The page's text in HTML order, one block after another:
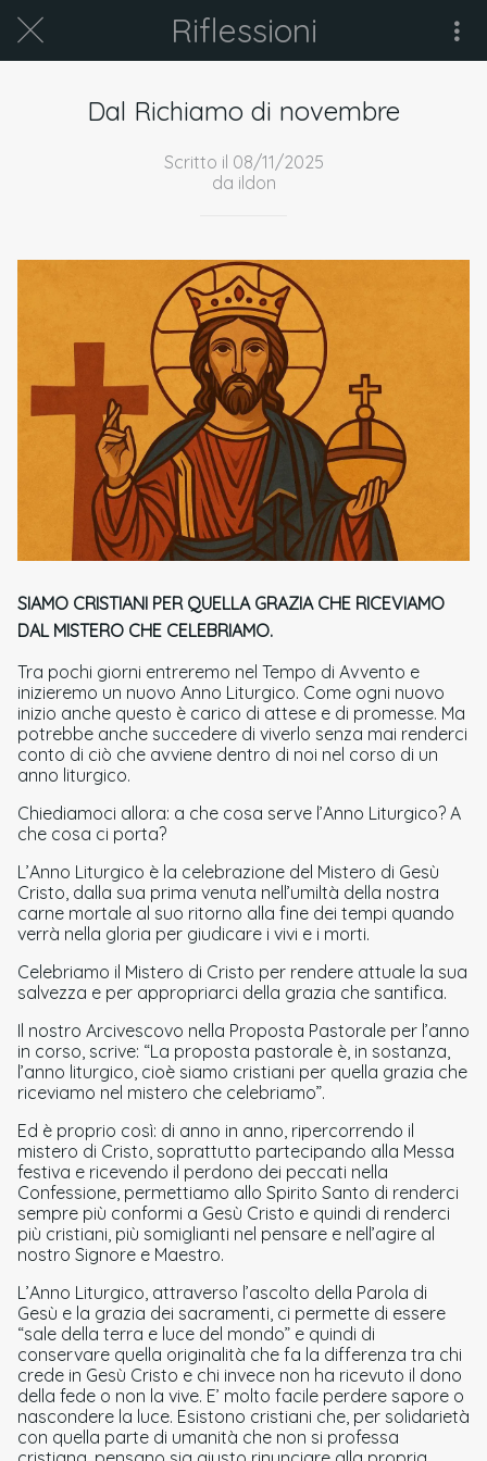
Riflessioni
Dal Richiamo di novembre
Scritto il 08/11/2025
da ildon
SIAMO CRISTIANI PER QUELLA GRAZIA CHE RICEVIAMO
DAL MISTERO CHE CELEBRIAMO.
Tra pochi giorni entreremo nel Tempo di Avvento e
inizieremo un nuovo Anno Liturgico. Come ogni nuovo
inizio anche questo è carico di attese e di promesse. Ma
potrebbe anche succedere di viverlo senza mai renderci
conto di ciò che avviene dentro di noi nel corso di un
anno liturgico.
Chiediamoci allora: a che cosa serve l’Anno Liturgico? A
che cosa ci porta?
L’Anno Liturgico è la celebrazione del Mistero di Gesù
Cristo, dalla sua prima venuta nell’umiltà della nostra
carne mortale al suo ritorno alla fine dei tempi quando
verrà nella gloria per giudicare i vivi e i morti.
Celebriamo il Mistero di Cristo per rendere attuale la sua
salvezza e per appropriarci della grazia che santifica.
Il nostro Arcivescovo nella Proposta Pastorale per l’anno
in corso, scrive: “La proposta pastorale è, in sostanza,
l’anno liturgico, cioè siamo cristiani per quella grazia che
riceviamo nel mistero che celebriamo”.
Ed è proprio così: di anno in anno, ripercorrendo il
mistero di Cristo, soprattutto partecipando alla Messa
festiva e ricevendo il perdono dei peccati nella
Confessione, permettiamo allo Spirito Santo di renderci
sempre più conformi a Gesù Cristo e quindi di renderci
più cristiani, più somiglianti nel pensare e nell’agire al
nostro Signore e Maestro.
L’Anno Liturgico, attraverso l’ascolto della Parola di
Gesù e la grazia dei sacramenti, ci permette di essere
“sale della terra e luce del mondo” e quindi di
conservare quella originalità che fa la differenza tra chi
crede in Gesù Cristo e chi invece non ha ricevuto il dono
della fede o non la vive. E’ molto facile perdere sapore o
nascondere la luce. Esistono cristiani che, per solidarietà
con quella parte di umanità che non si professa